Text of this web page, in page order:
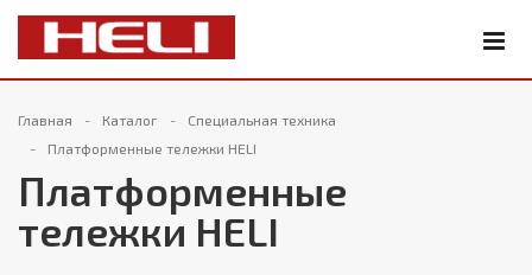
Главная Каталог
Специальная техника
Платформенные тележки HELI
Платформенные
тележки HELI